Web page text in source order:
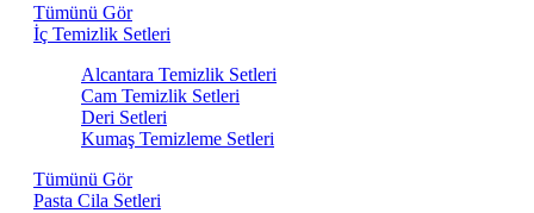
Tümünü Gör
İç Temizlik Setleri
Alcantara Temizlik Setleri
Cam Temizlik Setleri
Deri Setleri
Kumaş Temizleme Setleri
Tümünü Gör
Pasta Cila Setleri